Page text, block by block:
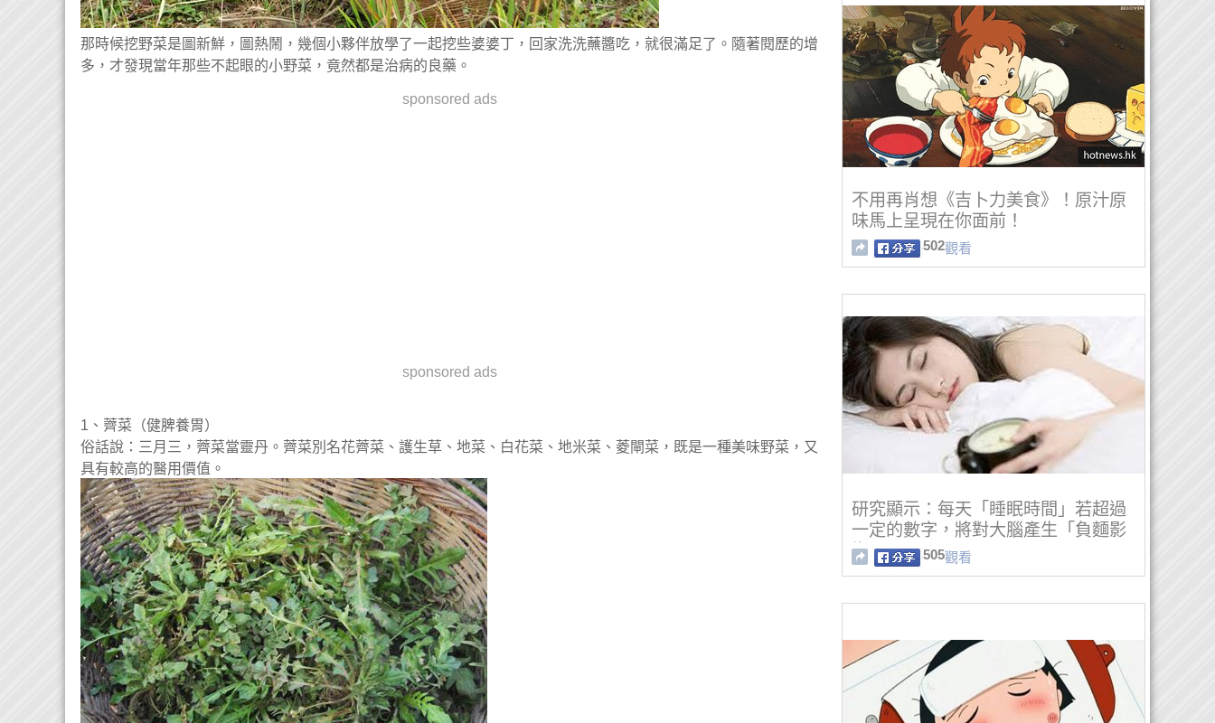
那時候挖野菜是圖新鮮，圖熱鬧，幾個小夥伴放學了一起挖些婆婆丁，回家洗洗蘸醬吃，就很滿足了。隨著閱歷的增
多，才發現當年那些不起眼的小野菜，竟然都是治病的良藥。
sponsored ads
sponsored ads
1、薺菜（健脾養胃）
俗話說：三月三，薺菜當靈丹。薺菜別名花薺菜、護生草、地菜、白花菜、地米菜、菱閘菜，既是一種美味野菜，又
具有較高的醫用價值。
不用再肖想《吉卜力美食》！原汁原
味馬上呈現在你面前！
502觀看
研究顯示：每天「睡眠時間」若超過
一定的數字，將對大腦產生「負麵影
響」！
505觀看